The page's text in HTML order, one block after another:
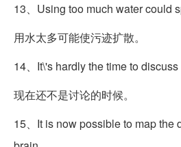
13、Using too much water could
用水太多可能使污迹扩散。
14、It\'s hardly the time to discuss
现在还不是讨论的时候。
15、It is now possible to map the